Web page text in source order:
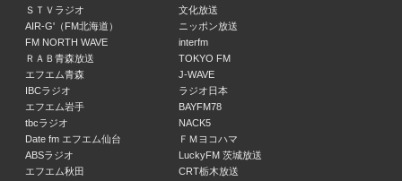
OBC ミュージック・アベニュー
12:00 ～ 12:15
StandUp ！RADIO
岡野多香子
12:15 ～ 12:30
平田進也の耳からトラベル
ＳＴＶラジオ
AIR-G'（FM北海道）
FM NORTH WAVE
ＲＡＢ青森放送
エフエム青森
IBCラジオ
エフエム岩手
tbcラジオ
Date fm エフエム仙台
ABSラジオ
エフエム秋田
文化放送
ニッポン放送
interfm
TOKYO FM
J-WAVE
ラジオ日本
BAYFM78
NACK5
ＦＭヨコハマ
LuckyFM 茨城放送
CRT栃木放送